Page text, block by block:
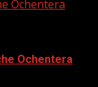
Ochentera
Ochentera